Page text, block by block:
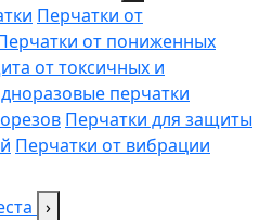
Перчатки от
от пониженных
от токсичных и
перчатки
Перчатки для защиты
Перчатки от вибрации
›